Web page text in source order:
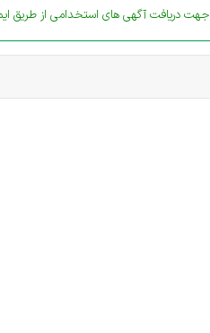
جهت دریافت آگهی های استخدامی از طریق